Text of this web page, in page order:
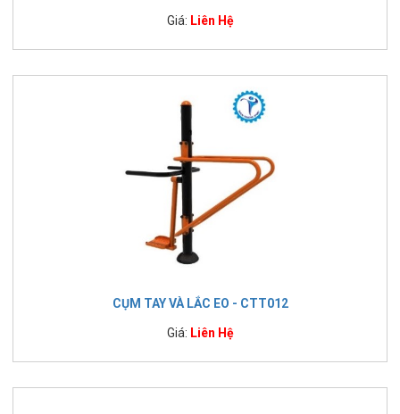
Giá: Liên Hệ
CỤM TAY VÀ LẮC EO - CTT012
Giá: Liên Hệ